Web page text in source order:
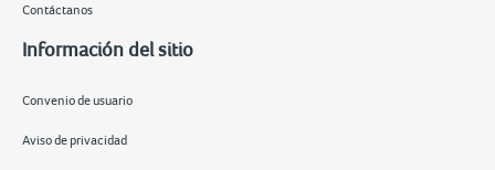
Contáctanos
Información del sitio
Convenio de usuario
Aviso de privacidad